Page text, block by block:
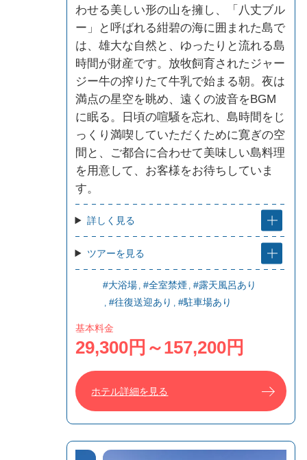
わせる美しい形の山を擁し、「八丈ブル
ー」と呼ばれる紺碧の海に囲まれた島で
は、雄大な自然と、ゆったりと流れる島
時間が財産です。放牧飼育されたジャー
ジー牛の搾りたて牛乳で始まる朝。夜は
満点の星空を眺め、遠くの波音をBGM
に眠る。日頃の喧騒を忘れ、島時間をじ
っくり満喫していただくために寛ぎの空
間と、ご都合に合わせて美味しい島料理
を用意して、お客様をお待ちしていま
す。
詳しく見る
ツアーを見る
#大浴場 #全室禁煙 #露天風呂あり
#往復送迎あり
#駐車場あり
基本料金
29,300円～157,200円
ホテル詳細を見る